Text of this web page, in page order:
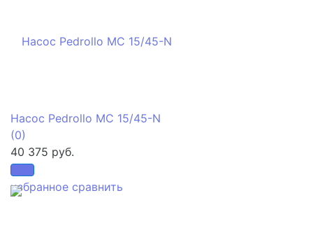
избранное сравнить
Насос Pedrollo MC 15/45-N
(0)
40 375 руб.